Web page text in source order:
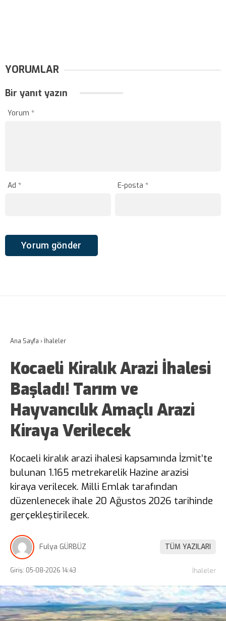
YORUMLAR
Bir yanıt yazın
Yorum *
Ad * E-posta*
Ana Sayfa › İhaleler
Kocaeli Kiralık Arazi İhalesi
Başladı! Tarım ve
Hayvancılık Amaçlı Arazi
Kiraya Verilecek
Kocaeli kiralık arazi ihalesi kapsamında İzmit’te
bulunan 1.165 metrekarelik Hazine arazisi
kiraya verilecek. Milli Emlak tarafından
düzenlenecek ihale 20 Ağustos 2026 tarihinde
gerçekleştirilecek.
Fulya GÜRBÜZ TÜM YAZILARI
Giriş: 05-08-2026 14:43 İhaleler